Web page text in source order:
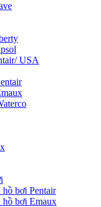
USA
hồ bơi Pentair
hồ bơi Emaux